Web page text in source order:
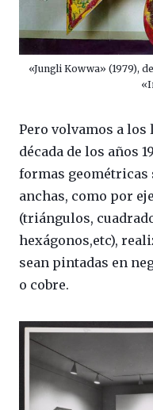
«Jungli Kowwa» (1979),
Pero volvamos a
década de los años
formas geométricas
anchas, como por
(triángulos,
hexágonos,etc),
sean pintadas en
o cobre.